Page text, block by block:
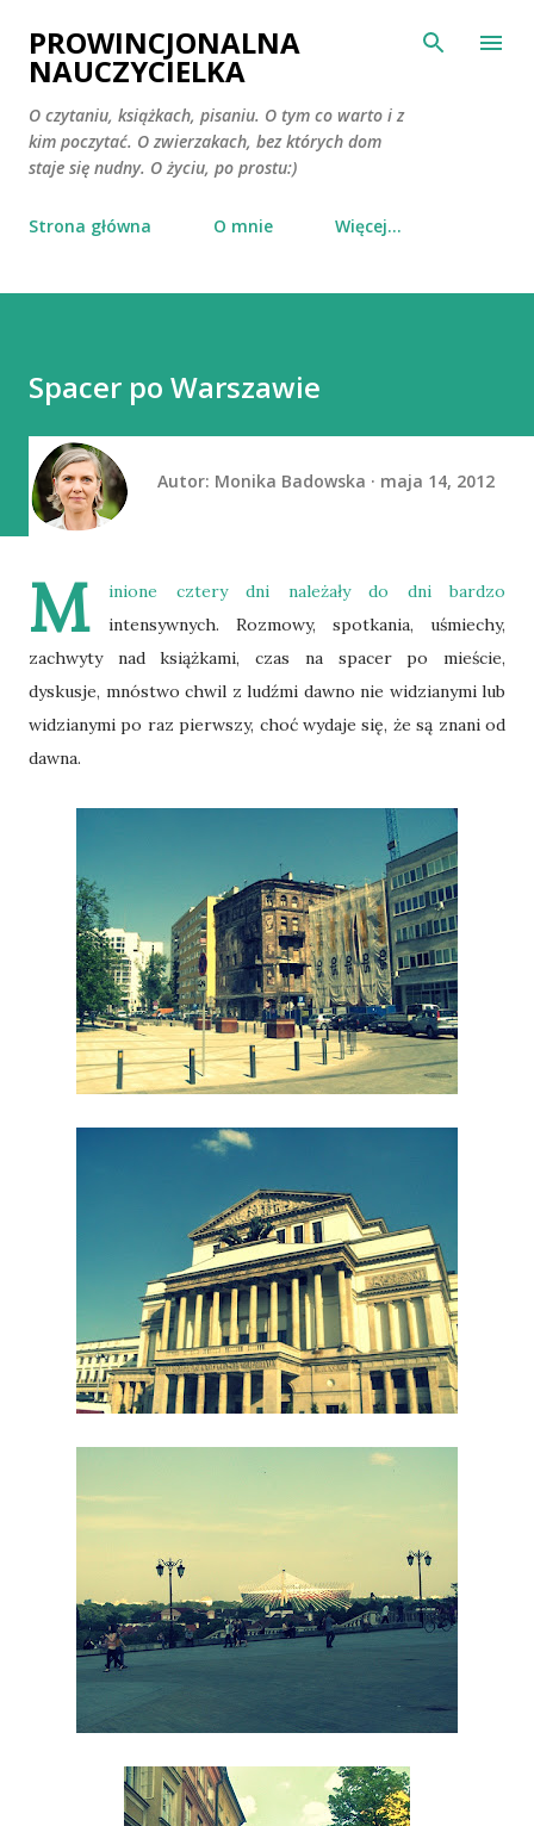
Przejdź do głównej zawartości
PROWINCJONALNA
NAUCZYCIELKA
O czytaniu, książkach, pisaniu. O tym co warto i z
kim poczytać. O zwierzakach, bez których dom
staje się nudny. O życiu, po prostu:)
Strona główna O mnie Więcej…
Spacer po Warszawie
Autor: Monika Badowska maja 14, 2012
M
inione cztery dni należały do dni bardzo
intensywnych. Rozmowy, spotkania, uśmiechy,
zachwyty nad książkami, czas na spacer po mieście,
dyskusje, mnóstwo chwil z ludźmi dawno nie widzianymi lub
widzianymi po raz pierwszy, choć wydaje się, że są znani od
dawna.